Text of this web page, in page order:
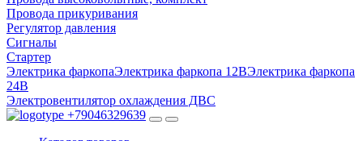
Провода прикуривания
Регулятор давления
Сигналы
Стартер
Электрика фаркопаЭлектрика фаркопа 12ВЭлектрика фаркопа
24В
Электровентилятор охлаждения ДВС
+79046329639